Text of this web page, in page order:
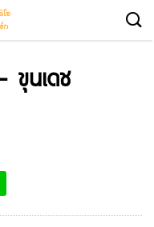
ขุนเดช